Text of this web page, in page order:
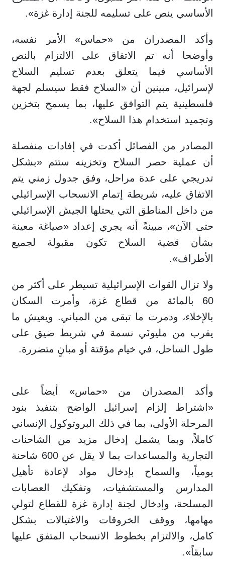
الأساسي ينص على تسليمه للجنة إدارة غزة».
وأكد المصدران من «حماس» الأمر نفسه،
وأوضحا أنه تم الاتفاق على الالتزام بالنص
الأساسي فيما يتعلق بعدم تسليم السلاح
لإسرائيل، مبينين أن «السلاح فقط سيسلم لجهة
فلسطينية يتم التوافق عليها، بما يسمح بتخزين
وتجميد استخدام هذا السلاح».
المصادر من الفصائل أكدت في إفادات منفصلة
أن عملية حصر السلاح وتخزينه ستتم «بشكل
تدريجي على عدة مراحل، وفق جدول زمني يتم
الاتفاق عليه، شريطة إتمام الانسحاب الإسرائيلي
من داخل المناطق التي يحتلها الجيش الإسرائيلي
حتى الآن»، مبينةً أنه يجري إعداد «صياغة معينة
بشأن قضية السلاح تكون مقبولة لجميع
الأطراف».
ولا تزال القوات الإسرائيلية تسيطر على أكثر من
60 بالمائة من قطاع غزة، وأمرت السكان
بالإخلاء، ⁠ودمرت ما تبقى من المباني. ويعيش ما
يقرب من مليونَي ‌نسمة في شريط ضيق على
طول الساحل، في خيام ‌مؤقتة أو مبانٍ متضررة.
وأكد المصدران من «حماس» أيضاً على
«اشتراط إلزام إسرائيل الواضح بتنفيذ بنود
المرحلة الأولى، بما في ذلك البروتوكول الإنساني
كاملاً، وبما يشمل إدخال مزيد من الشاحنات
التجارية والمساعدات بما لا يقل عن 600 شاحنة
يومياً، والسماح بإدخال مواد لإعادة تأهيل
المدارس والمستشفيات، وتفكيك العصابات
المسلحة، وإدخال لجنة إدارة غزة للقطاع لتولي
مهامها، ووقف الخروقات والاغتيالات بشكل
كامل، والالتزام بخطوط الانسحاب المتفق عليها
سابقاً».